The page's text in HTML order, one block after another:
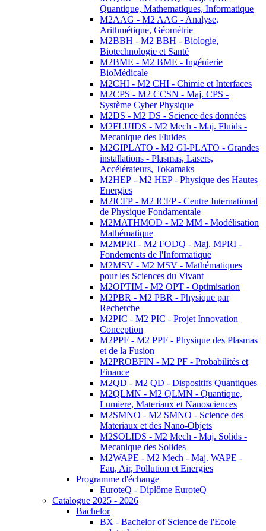
Quantique, Mathematiques, Informatique
M2AAG - M2 AAG - Analyse,
Arithmétique, Géométrie
M2BBH - M2 BBH - Biologie,
Biotechnologie et Santé
M2BME - M2 BME - Ingénierie
BioMédicale
M2CHI - M2 CHI - Chimie et Interfaces
M2CPS - M2 CCSN - Maj. CPS -
Système Cyber Physique
M2DS - M2 DS - Science des données
M2FLUIDS - M2 Mech - Maj. Fluids -
Mecanique des Fluides
M2GIPLATO - M2 GI-PLATO - Grandes
installations - Plasmas, Lasers,
Accélérateurs, Tokamaks
M2HEP - M2 HEP - Physique des Hautes
Energies
M2ICFP - M2 ICFP - Centre International
de Physique Fondamentale
M2MATHMOD - M2 MM - Modélisation
Mathématique
M2MPRI - M2 FODQ - Maj. MPRI -
Fondements de l'Informatique
M2MSV - M2 MSV - Mathématiques
pour les Sciences du Vivant
M2OPTIM - M2 OPT - Optimisation
M2PBR - M2 PBR - Physique par
Recherche
M2PIC - M2 PIC - Projet Innovation
Conception
M2PPF - M2 PPF - Physique des Plasmas
et de la Fusion
M2PROBFIN - M2 PF - Probabilités et
Finance
M2QD - M2 QD - Dispositifs Quantiques
M2QLMN - M2 QLMN - Quantique,
Lumiere, Materiaux et Nanosciences
M2SMNO - M2 SMNO - Science des
Materiaux et des Nano-Objets
M2SOLIDS - M2 Mech - Maj. Solids -
Mecanique des Solides
M2WAPE - M2 Mech - Maj. WAPE -
Eau, Air, Pollution et Energies
Programme d'échange
EuroteQ - Diplôme EuroteQ
Catalogue 2025 - 2026
Bachelor
BX - Bachelor of Science de l'Ecole